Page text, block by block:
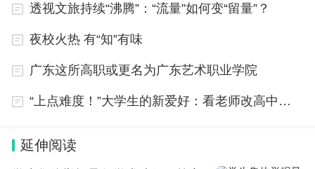
透视文旅持续“沸腾”：“流量”如何变“留量”？
夜校火热 有“知”有味
广东这所高职或更名为广东艺术职业学院
“上点难度！”大学生的新爱好：看老师改高中试卷……
延伸阅读